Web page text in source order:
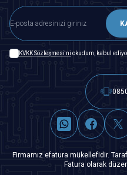
KVKK Sözleşmesi'ni okudum, kabul
Firmamız efatura mükellefidir.
Fatura olarak